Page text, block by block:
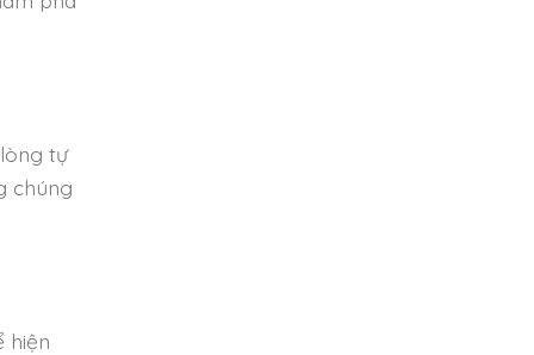
tự
chúng
hiện